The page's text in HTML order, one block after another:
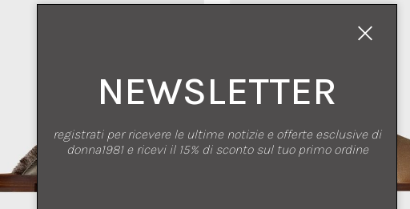
NEWSLETTER
registrati per ricevere le ultime notizie e offerte esclusive di
donna1981 e ricevi il 15% di sconto sul tuo primo ordine